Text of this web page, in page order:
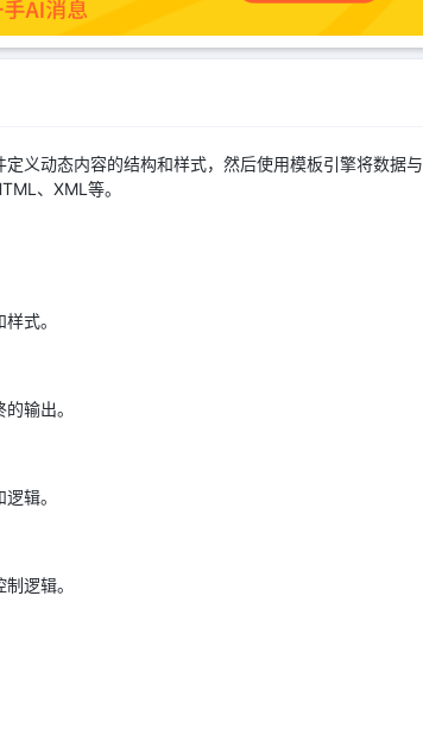
义动态内容的结构和样式，然后使用模板引擎将数据与
、XML等。
式。
输出。
辑。
逻辑。